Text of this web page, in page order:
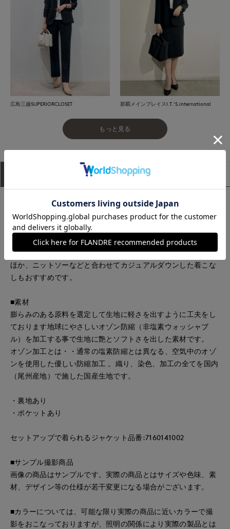
広島三越SUPERIORCLOSET 那覇メインプレイスI.T.'S.international
もっと見る
サイズ詳細
緩やかに膝下に向かって細くなるテーパード。ボディラインを
拾いすぎないすっきりとしたシルエット、脚をまっすぐスッキ
リ見せるセンタープレスのデザインできれいめな印象の一着。
シングルジャケットと合わせてスーツとしても着用いただける
ほか、ニットソーなどと合わせてカジュアルダウンした着こな
しもおすすめです。
■素材
膨らみのある原料を選定して生地に軽さを出すように工夫をし
ております地球にやさしいオゾン防縮（非塩素ウォッシャブ
ル）を加工する事で生地に艶とソフトさを出した素材です。
オゾン加工とは・・通常の塩素防縮とは異なる、空気中のオゾ
ンを使用した優しい防縮加工 。織り、染色、加工の全てを国内
（尾州産地）で施した国産生地です。
・裏地あり
・ポケットあり
セットアップで着られるジャケット品番:7160141002
■サンプル撮影商品
画像の商品はサンプルです。実際の商品とはサイズや色味、素
材、デザイン等の仕様が若干変更になる場合がございます。
■カラーについては、可能な限り実際の商品に近いカラーで撮
影をおこなっておりますが、照明の関係により実際の製品とは